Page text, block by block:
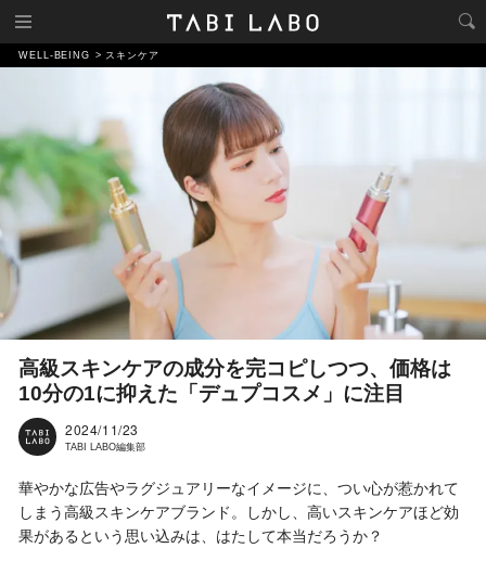
WELL-BEING スキンケア
高級スキンケアの成分を完コピしつつ、価格は
10分の1に抑えた「デュプコスメ」に注目
2024/11/23
TABI LABO編集部
華やかな広告やラグジュアリーなイメージに、つい心が惹かれて
しまう高級スキンケアブランド。しかし、高いスキンケアほど効
果があるという思い込みは、はたして本当だろうか？